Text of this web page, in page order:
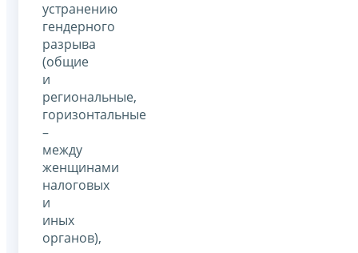
устранению
гендерного
разрыва
(общие
и
региональные,
горизонтальные
–
между
женщинами
налоговых
и
иных
органов),